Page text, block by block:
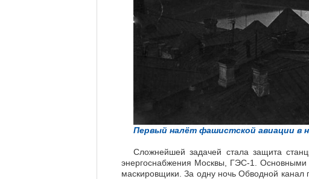
Первый налёт фашистской авиации в
Сложнейшей задачей стала защита
энергоснабжения Москвы, ГЭС-1. Основными
маскировщики. За одну ночь Обводной канал